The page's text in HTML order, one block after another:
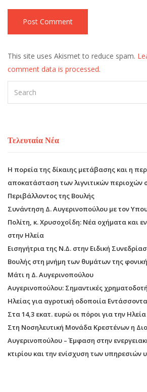
This site uses Akismet to reduce spam.
comment data is processed.
Τελευταία Νέα
Η πορεία της δίκαιης μετάβασης και η
αποκατάσταση των λιγνιτικών περιοχών
Περιβάλλοντος της Βουλής
Συνάντηση Δ. Αυγερινοπούλου με τον
Πολίτη, κ. Χρυσοχοΐδη: Νέα οχήματα και
στην Ηλεία
Εισηγήτρια της Ν.Δ. στην Ειδική
Βουλής στη μνήμη των θυμάτων της
Μάτι η Δ. Αυγερινοπούλου
Αυγερινοπούλου: Σημαντικές
Ηλείας για αγροτική οδοποιία
Στα 14,3 εκατ. ευρώ οι πόροι για την Ηλεία
Στη Νοσηλευτική Μονάδα Κρεστένων η
Αυγερινοπούλου – Έμφαση στην
κτιρίου και την ενίσχυση των υπηρεσιών